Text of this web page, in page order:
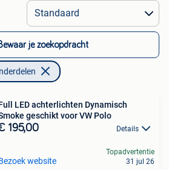
Alle afstanden…
je zoekopdracht
LED achterlichten Dynamisch
geschikt voor VW Polo
195,00 Details
website
Topadvertentie
31 jul 26